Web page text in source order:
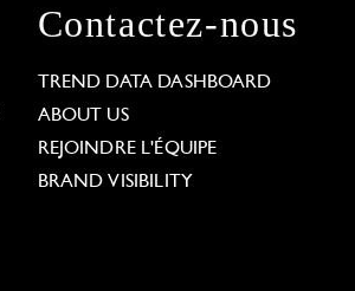
Contactez-nous
TREND DATA DASHBOARD
ABOUT US
REJOINDRE L'ÉQUIPE
BRAND VISIBILITY